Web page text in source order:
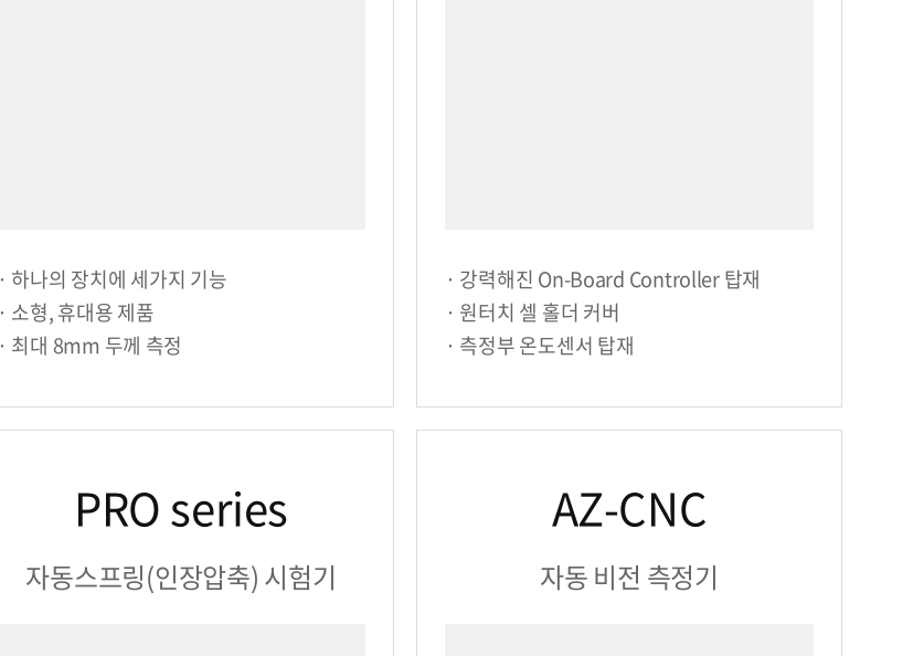
· 하나의 장치에 세가지 기능
· 소형, 휴대용 제품
· 최대 8mm 두께 측정
· 강력해진 On-Board Controller 탑재
· 원터치 셀 홀더 커버
· 측정부 온도센서 탑재
PRO series
자동스프링(인장압축) 시험기
AZ-CNC
자동 비전 측정기